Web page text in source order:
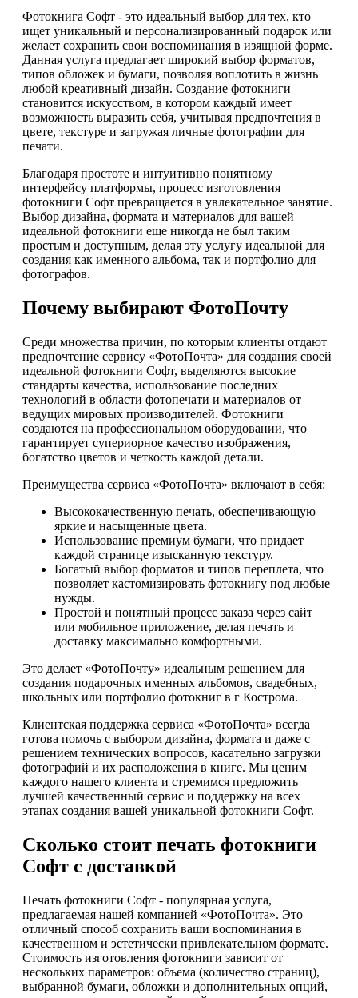
Фотокнига Софт - это идеальный выбор для тех, кто
ищет уникальный и персонализированный подарок или
желает сохранить свои воспоминания в изящной форме.
Данная услуга предлагает широкий выбор форматов,
типов обложек и бумаги, позволяя воплотить в жизнь
любой креативный дизайн. Создание фотокниги
становится искусством, в котором каждый имеет
возможность выразить себя, учитывая предпочтения в
цвете, текстуре и загружая личные фотографии для
печати.
Благодаря простоте и интуитивно понятному
интерфейсу платформы, процесс изготовления
фотокниги Софт превращается в увлекательное занятие.
Выбор дизайна, формата и материалов для вашей
идеальной фотокниги еще никогда не был таким
простым и доступным, делая эту услугу идеальной для
создания как именного альбома, так и портфолио для
фотографов.
Почему выбирают ФотоПочту
Среди множества причин, по которым клиенты отдают
предпочтение сервису «ФотоПочта» для создания своей
идеальной фотокниги Софт, выделяются высокие
стандарты качества, использование последних
технологий в области фотопечати и материалов от
ведущих мировых производителей. Фотокниги
создаются на профессиональном оборудовании, что
гарантирует супериорное качество изображения,
богатство цветов и четкость каждой детали.
Преимущества сервиса «ФотоПочта» включают в себя:
Высококачественную печать, обеспечивающую
яркие и насыщенные цвета.
Использование премиум бумаги, что придает
каждой странице изысканную текстуру.
Богатый выбор форматов и типов переплета, что
позволяет кастомизировать фотокнигу под любые
нужды.
Простой и понятный процесс заказа через сайт
или мобильное приложение, делая печать и
доставку максимально комфортными.
Это делает «ФотоПочту» идеальным решением для
создания подарочных именных альбомов, свадебных,
школьных или портфолио фотокниг в г Кострома.
Клиентская поддержка сервиса «ФотоПочта» всегда
готова помочь с выбором дизайна, формата и даже с
решением технических вопросов, касательно загрузки
фотографий и их расположения в книге. Мы ценим
каждого нашего клиента и стремимся предложить
лучшей качественный сервис и поддержку на всех
этапах создания вашей уникальной фотокниги Софт.
Сколько стоит печать фотокниги
Софт с доставкой
Печать фотокниги Софт - популярная услуга,
предлагаемая нашей компанией «ФотоПочта». Это
отличный способ сохранить ваши воспоминания в
качественном и эстетически привлекательном формате.
Стоимость изготовления фотокниги зависит от
нескольких параметров: объема (количество страниц),
выбранной бумаги, обложки и дополнительных опций,